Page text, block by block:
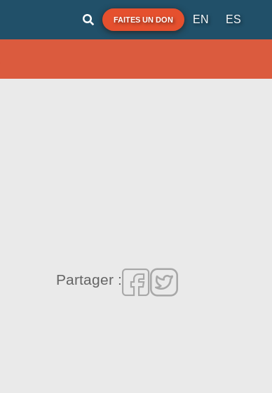
FAITES UN DON EN ES
Partager :